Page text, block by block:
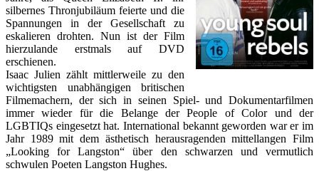
silbernes Thronjubiläum feierte und die
Spannungen in der Gesellschaft zu
eskalieren drohten. Nun ist der Film
hierzulande erstmals auf DVD
erschienen.
Isaac Julien zählt mittlerweile zu den
wichtigsten unabhängigen britischen
Filmemachern, der sich in seinen Spiel- und Dokumentarfilmen
immer wieder für die Belange der People of Color und der
LGBTIQs eingesetzt hat. International bekannt geworden war er im
Jahr 1989 mit dem ästhetisch herausragenden mittellangen Film
„Looking for Langston“ über den schwarzen und vermutlich
schwulen Poeten Langston Hughes.